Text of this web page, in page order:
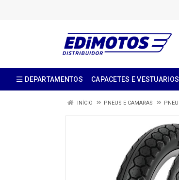
DEPARTAMENTOS CAPACETES E VESTUARIOS
INÍCIO PNEUS E CAMARAS PNEU